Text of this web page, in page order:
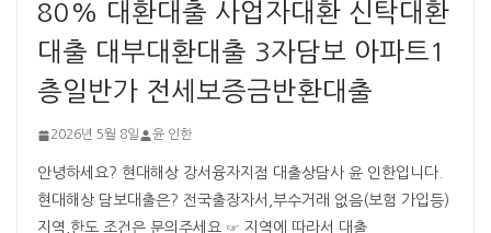
80% 대환대출 사업자대환 신탁대환
대출 대부대환대출 3자담보 아파트1
층일반가 전세보증금반환대출
2026년 5월 8일 윤 인한
안녕하세요? 현대해상 강서융자지점 대출상담사 윤 인한입니다. ​ ​
현대해상 담보대출은? 전국출장자서,부수거래 없음(보험 가입등)
지역,한도 조건은 문의주세요 ☞ 지역에 따라서 대출